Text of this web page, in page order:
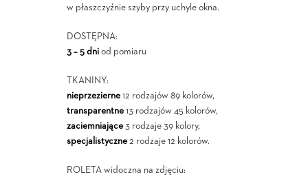
w płaszczyźnie szyby przy uchyle okna.
DOSTĘPNA:
3 – 5 dniod pomiaru
TKANINY:
nieprzezierne12 rodzajów 89 kolorów,
transparentne13 rodzajów 45 kolorów,
zaciemniające3 rodzaje 39 kolory,
specjalistyczne2 rodzaje 12 kolorów.
ROLETA widoczna na zdjęciu: